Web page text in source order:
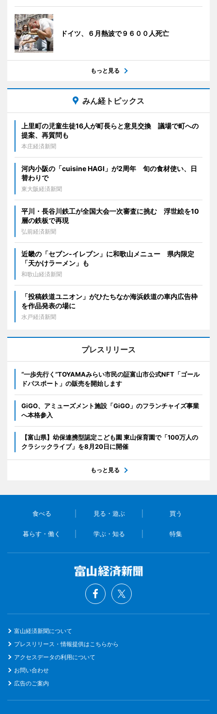
ドイツ、６月熱波で９６００人死亡
もっと見る
みん経トピックス
上里町の児童生徒16人が町長らと意見交換 議場で町への
提案、再質問も
本庄経済新聞
河内小阪の「cuisine HAGI」が2周年 旬の食材使い、日
替わりで
東大阪経済新聞
平川・長谷川鉄工が全国大会一次審査に挑む 浮世絵を10
層の鉄板で再現
弘前経済新聞
近畿の「セブン-イレブン」に和歌山メニュー 県内限定
「天かけラーメン」も
和歌山経済新聞
「投稿鉄道ユニオン」がひたちなか海浜鉄道の車内広告枠
を作品発表の場に
水戸経済新聞
プレスリリース
“一歩先行く”TOYAMAみらい市民の証富山市公式NFT「ゴール
ドパスポート」の販売を開始します
GiGO、アミューズメント施設「GiGO」のフランチャイズ事業
へ本格参入
【富山県】幼保連携型認定こども園 東山保育園で「100万人の
クラシックライブ」を8月20日に開催
もっと見る
食べる 見る・遊ぶ 買う
暮らす・働く 学ぶ・知る 特集
富山経済新聞について
プレスリリース・情報提供はこちらから
アクセスデータの利用について
お問い合わせ
広告のご案内